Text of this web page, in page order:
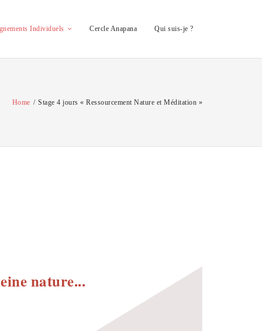
Individuels Cercle Anapana Qui suis-je ?
Home / Stage 4 jours « Ressourcement Nature et Méditation »
nature...